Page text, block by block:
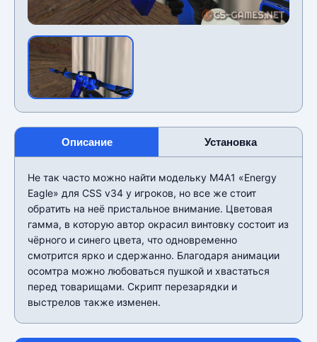
Описание Установка
Не так часто можно найти модельку M4A1 «Energy
Eagle» для CSS v34 у игроков, но все же стоит
обратить на неё пристальное внимание. Цветовая
гамма, в которую автор окрасил винтовку состоит из
чёрного и синего цвета, что одновременно
смотрится ярко и сдержанно. Благодаря анимации
осомтра можно любоваться пушкой и хвастаться
перед товарищами. Скрипт перезарядки и
выстрелов также изменен.